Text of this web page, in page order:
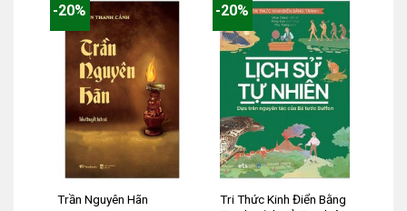
-20%
Trần Nguyên Hãn
-20%
Tri Thức Kinh Điển Bằng